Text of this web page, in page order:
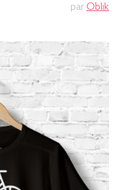
par Oblik